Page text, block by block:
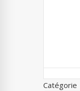
Catégorie